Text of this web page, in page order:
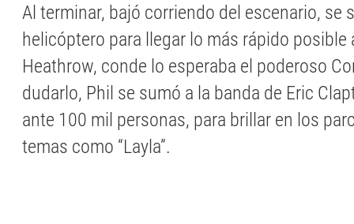
Al terminar, bajó corriendo del escenario, se
helicóptero para llegar lo más rápido posible
Heathrow, conde lo esperaba el poderoso
dudarlo, Phil se sumó a la banda de Eric
ante 100 mil personas, para brillar en los
temas como “Layla”.